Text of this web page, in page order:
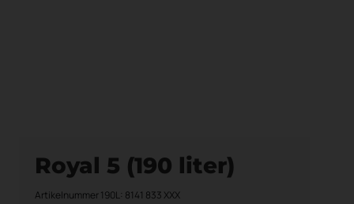
Royal 5 (190 liter)
Artikelnummer 190L: 8141 833 XXX